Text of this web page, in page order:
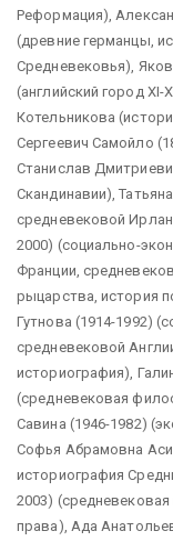
Реформация),
(древние германцы,
Средневековья),
(английский город
Котельникова
Сергеевич Самойло
Станислав
Скандинавии),
средневековой
2000) (социально-
Франции,
рыцарства, история
Гутнова (1914-1992)
средневековой
историография),
(средневековая
Савина (1946-1982)
Софья Абрамовна
историография
2003)
права), Ада